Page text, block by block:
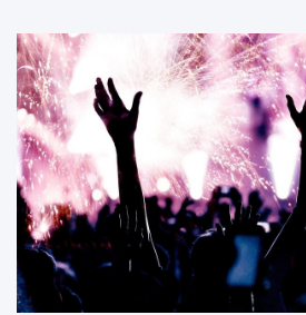
i
s
t
ę
z
d
o
s
k
o
n
a
ł
c
z
n
e
g
o
!